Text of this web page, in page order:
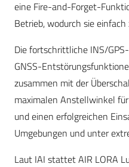
eine Fire-and-Forget-
Betrieb, wodurch sie
Die fortschrittliche INS/
GNSS-
zusammen mit der
maximalen Anstellwinkel
und einen erfolgreichen
Umgebungen und unter
Laut IAI stattet AIR LORA